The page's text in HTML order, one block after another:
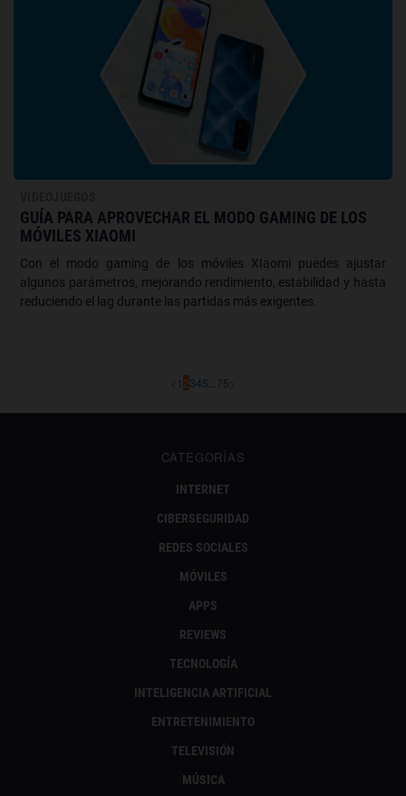
GUÍA PARA APROVECHAR EL MODO GAMING DE LOS
MÓVILES XIAOMI
Con el modo gaming de los móviles XIaomi puedes ajustar
algunos parámetros, mejorando rendimiento, estabilidad y hasta
reduciendo el lag durante las partidas más exigentes.
< 1 2345 75>
CATEGORÍAS
INTERNET
CIBERSEGURIDAD
REDES SOCIALES
MÓVILES
APPS
REVIEWS
TECNOLOGÍA
INTELIGENCIA ARTIFICIAL
ENTRETENIMIENTO
TELEVISIÓN
MÚSICA